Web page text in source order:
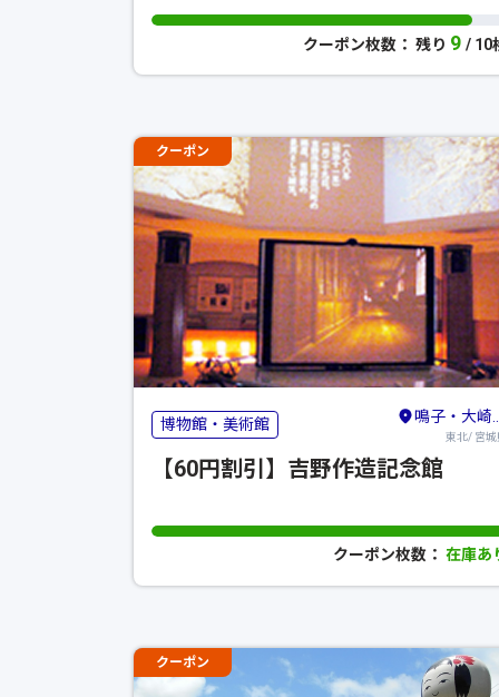
クーポン枚数： 残り 9 / 10
クーポン
博物館・美術館 鳴子・大崎・古川・栗原
東北/ 宮城
【60円割引】吉野作造記念館
クーポン枚数： 在庫あ
クーポン